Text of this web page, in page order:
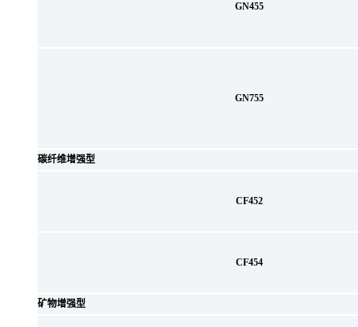
GN455
GN755
碳纤维增强型
CF452
CF454
矿物增强型